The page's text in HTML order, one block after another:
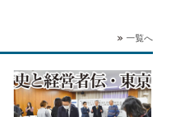
一覧へ